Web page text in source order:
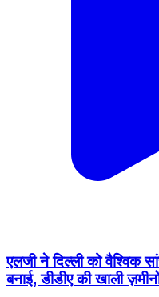
एलजी ने दिल्ली को वैश्विक
बनाई, डीडीए की खाली